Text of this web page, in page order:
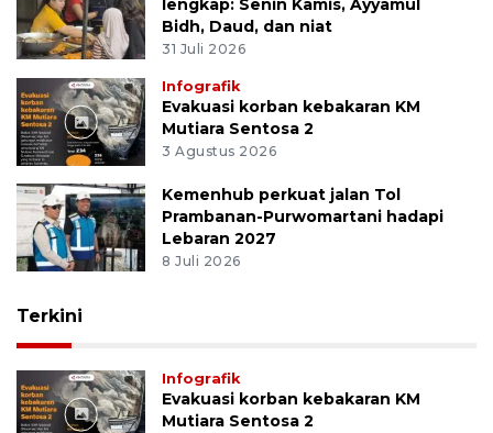
lengkap: Senin Kamis, Ayyamul
Bidh, Daud, dan niat
31 Juli 2026
Infografik
Evakuasi korban kebakaran KM
Mutiara Sentosa 2
3 Agustus 2026
Kemenhub perkuat jalan Tol
Prambanan-Purwomartani hadapi
Lebaran 2027
8 Juli 2026
Terkini
Infografik
Evakuasi korban kebakaran KM
Mutiara Sentosa 2